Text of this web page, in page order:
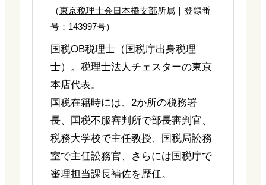
（東京税理士会日本橋支部所属｜登録番
号：143997号）
国税OB税理士（国税庁出身税理
士）。税理士法人チェスターの東京
本店代表。
国税在籍時には、2か所の税務署
長、国税不服審判所で部長審判官、
税務大学校で主任教授、国税局訟務
室で主任訟務官、さらには国税庁で
審理担当課長補佐を歴任。